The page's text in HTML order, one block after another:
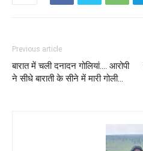
Previous article
बारात में चली दनादन गोलियां…. आरोपी
ने सीधे बाराती के सीने में मारी गोली…